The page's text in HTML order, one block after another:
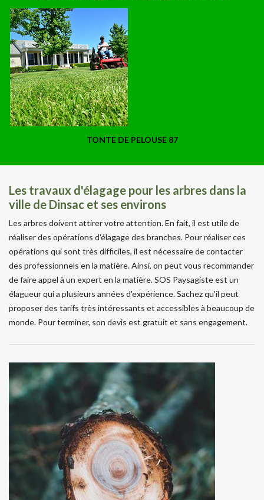
TONTE DE PELOUSE 87
Les travaux d'élagage pour les arbres dans la
ville de Dinsac et ses environs
Les arbres doivent attirer votre attention. En fait, il est utile de
réaliser des opérations d'élagage des branches. Pour réaliser ces
opérations qui sont très difficiles, il est nécessaire de contacter
des professionnels en la matière. Ainsi, on peut vous recommander
de faire appel à un expert en la matière. SOS Paysagiste est un
élagueur qui a plusieurs années d'expérience. Sachez qu'il peut
proposer des tarifs très intéressants et accessibles à beaucoup de
monde. Pour terminer, son devis est gratuit et sans engagement.